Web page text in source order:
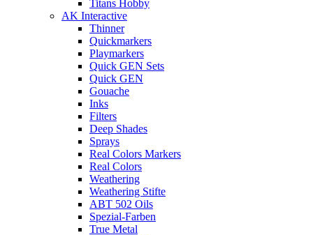
Titans Hobby
AK Interactive
Thinner
Quickmarkers
Playmarkers
Quick GEN Sets
Quick GEN
Gouache
Inks
Filters
Deep Shades
Sprays
Real Colors Markers
Real Colors
Weathering
Weathering Stifte
ABT 502 Oils
Spezial-Farben
True Metal